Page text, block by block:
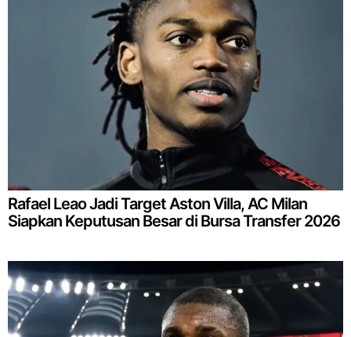
Rafael Leao Jadi Target Aston Villa, AC Milan
Siapkan Keputusan Besar di Bursa Transfer 2026